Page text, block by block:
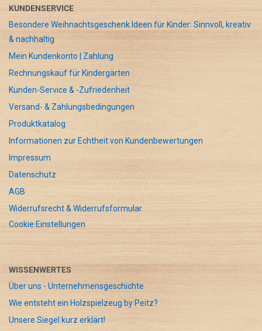
KUNDENSERVICE
Besondere Weihnachtsgeschenk Ideen für Kinder: Sinnvoll, kreativ
& nachhaltig
Mein Kundenkonto | Zahlung
Rechnungskauf für Kindergärten
Kunden-Service & -Zufriedenheit
Versand- & Zahlungsbedingungen
Produktkatalog
Informationen zur Echtheit von Kundenbewertungen
Impressum
Datenschutz
AGB
Widerrufsrecht & Widerrufsformular
Cookie Einstellungen
WISSENWERTES
Über uns - Unternehmensgeschichte
Wie entsteht ein Holzspielzeug by Peitz?
Unsere Siegel kurz erklärt!